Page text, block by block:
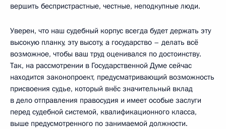
вершить беспристрастные, честные, неподкупные люди.
Уверен, что наш судебный корпус всегда будет держать эту
высокую планку, эту высоту, а государство – делать всё
возможное, чтобы ваш труд оценивался по достоинству.
Так, на рассмотрении в Государственной Думе сейчас
находится законопроект, предусматривающий возможность
присвоения судье, который внёс значительный вклад
в дело отправления правосудия и имеет особые заслуги
перед судебной системой, квалификационного класса,
выше предусмотренного по занимаемой должности.